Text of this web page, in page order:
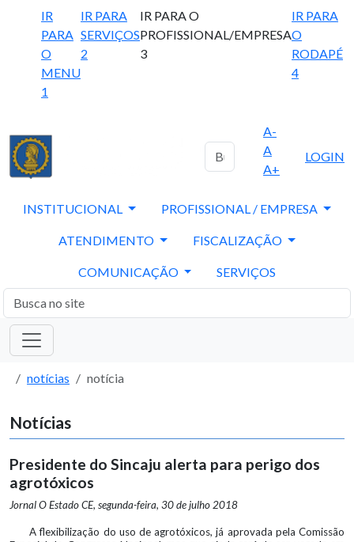
IR
PARA
O
MENU
1
IR PARA
SERVIÇOS
2
IR PARA O
PROFISSIONAL/EMPRESA
3
IR PARA
O
RODAPÉ
4
A-
A
A+
LOGIN
INSTITUCIONAL PROFISSIONAL / EMPRESA
ATENDIMENTO FISCALIZAÇÃO
COMUNICAÇÃO SERVIÇOS
notícias notícia
Notícias
Presidente do Sincaju alerta para perigo dos
agrotóxicos
Jornal O Estado CE, segunda-feira, 30 de julho 2018
A flexibilização do uso de agrotóxicos, já aprovada pela Comissão